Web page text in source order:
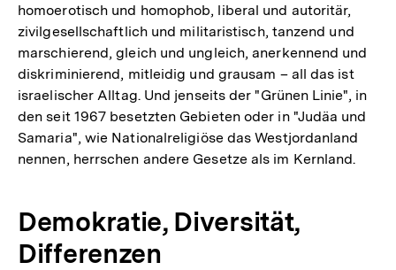
homoerotisch und homophob, liberal und autoritär,
zivilgesellschaftlich und militaristisch, tanzend und
marschierend, gleich und ungleich, anerkennend und
diskriminierend, mitleidig und grausam – all das ist
israelischer Alltag. Und jenseits der "Grünen Linie", in
den seit 1967 besetzten Gebieten oder in "Judäa und
Samaria", wie Nationalreligiöse das Westjordanland
nennen, herrschen andere Gesetze als im Kernland.
Demokratie, Diversität,
Differenzen